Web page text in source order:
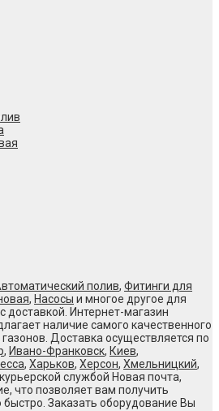
полив, Фитинги для
, Насосы и многое другое для
доставкой. Интернет-магазин
наличие самого качественного
Доставка осуществляется по
, Ивано-Франковск, Киев,
, Харьков, Херсон, Хмельницкий,
службой Новая почта,
что позволяет вам получить
Заказать оборудование Вы